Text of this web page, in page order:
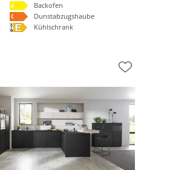
Backofen
Dunstabzugshaube
Kühlschrank